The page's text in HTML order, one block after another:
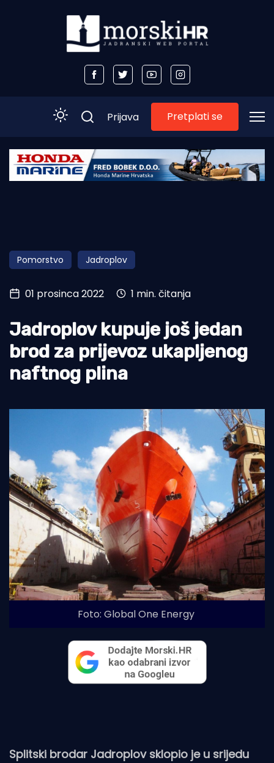
Početna
Obala
Otoci
Turizam i nautika
Pomorstvo
Ribolov
Ekologija
Prijava Pretplati se
Pomorstvo Jadroplov
01 prosinca 2022 1 min. čitanja
Jadroplov kupuje još jedan
brod za prijevoz ukapljenog
naftnog plina
Foto: Global One Energy
Splitski brodar Jadroplov sklopio je u srijedu